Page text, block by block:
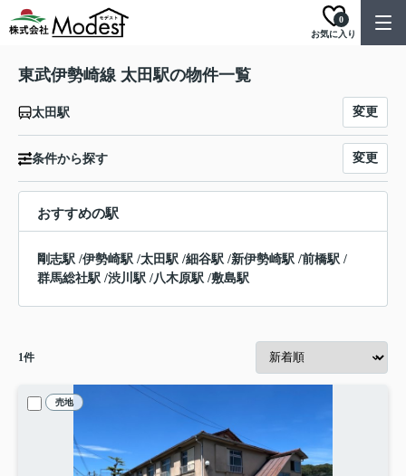
お気に入り
0
東武伊勢崎線 太田駅の物件一覧
太田駅 変更
条件から探す 変更
おすすめの駅
剛志駅 /伊勢崎駅 /太田駅 /細谷駅 /新伊勢崎駅 /前橋駅 /
群馬総社駅 /渋川駅 /八木原駅 /敷島駅
1件
売地